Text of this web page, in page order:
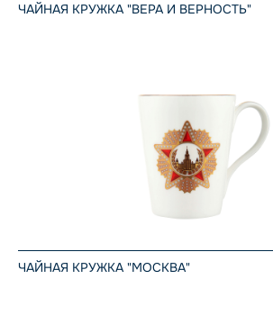
ЧАЙНАЯ КРУЖКА "ВЕРА И ВЕРНОСТЬ"
ЧАЙНАЯ КРУЖКА "МОСКВА"